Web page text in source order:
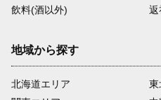
飲料(酒以外)
返
地域から探す
北海道エリア
東